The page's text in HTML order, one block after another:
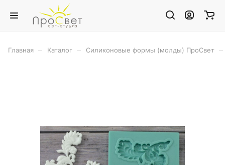
Главная Каталог Силиконовые формы (молды) ПроСвет